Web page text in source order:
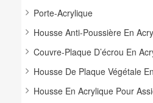
Porte-Acrylique
Housse Anti-Poussière En
Couvre-Plaque D’écrou En
Housse De Plaque Végétale
Housse En Acrylique Pour